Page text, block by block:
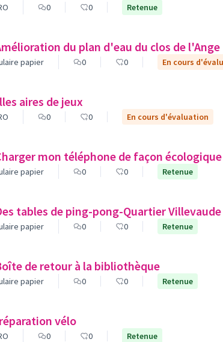
0 0 Retenue
du plan d'eau du clos de l'Ange
papier 0 0 En cours
aires de jeux
0 0 En cours d'évaluation
mon téléphone de façon écologique
papier 0 0 Retenue
tables de ping-pong-Quartier Villevaude
papier 0 0 Retenue
de retour à la bibliothèque
papier 0 0 Retenue
vélo
0 0 Retenue